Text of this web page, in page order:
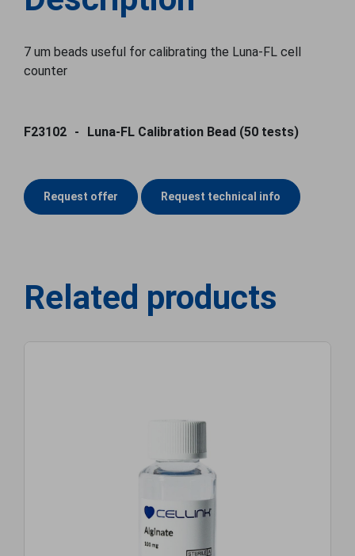
7 um beads useful for calibrating the Luna-FL cell
counter
F23102 Luna-FL Calibration Bead (50 tests)
Request offer Request technical info
Related products